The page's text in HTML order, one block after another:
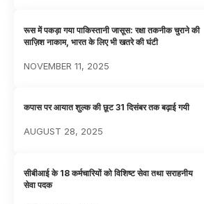
रूस में पकड़ा गया पाकिस्तानी जासूस: रक्षा तकनीक चुराने की
साज़िश नाकाम, भारत के लिए भी खतरे की घंटी
NOVEMBER 11, 2025
कपास पर आयात शुल्क की छूट 31 दिसंबर तक बढ़ाई गयी
AUGUST 28, 2025
सीबीआई के 18 कर्मचारियों को विशिष्ट सेवा तथा सराहनीय
सेवा पदक